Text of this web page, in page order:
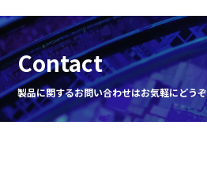
Contact
製品に関するお問い合わせはお気軽にどうぞ